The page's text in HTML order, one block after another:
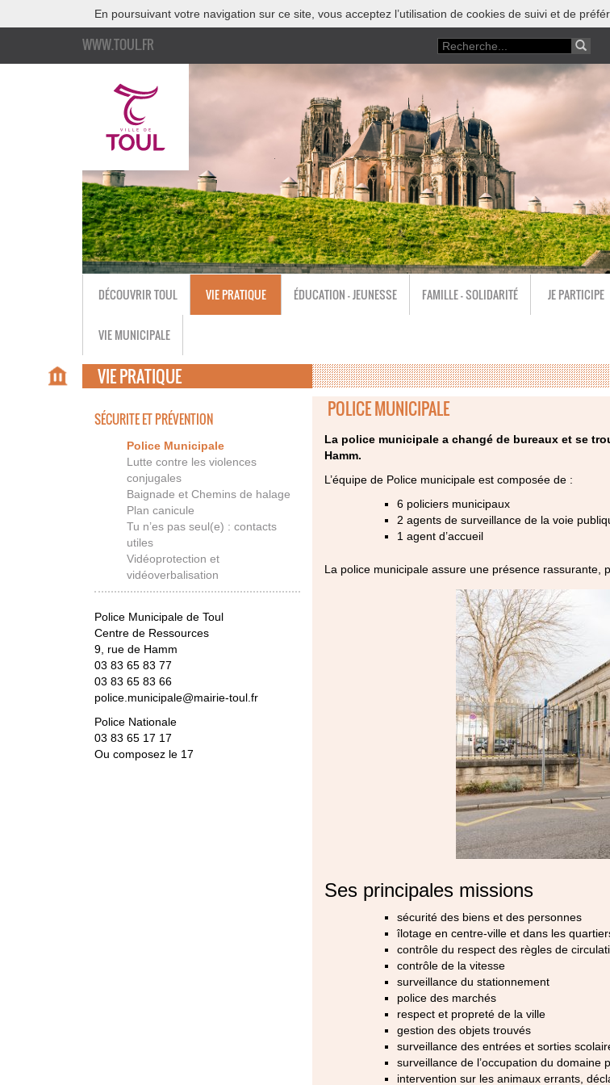
En poursuivant votre navigation sur ce site, vous acceptez l’utilisation de cookies de suivi et de
WWW.TOUL.FR
DÉCOUVRIR TOUL VIE PRATIQUE ÉDUCATION - JEUNESSE FAMILLE - SOLIDARITÉ JE PARTICIPE
VIE MUNICIPALE
VIE PRATIQUE
SÉCURITE ET PRÉVENTION
Police Municipale
Lutte contre les violences
conjugales
Baignade et Chemins de halage
Plan canicule
Tu n’es pas seul(e) : contacts
utiles
Vidéoprotection et
vidéoverbalisation
Police Municipale de Toul
Centre de Ressources
9, rue de Hamm
03 83 65 83 77
03 83 65 83 66
police.municipale@mairie-toul.fr
Police Nationale
03 83 65 17 17
Ou composez le 17
POLICE MUNICIPALE
La police municipale a changé de bureaux et se
Hamm.
L’équipe de Police municipale est composée de :
6 policiers municipaux
2 agents de surveillance de la voie
1 agent d’accueil
La police municipale assure une présence rassurante,
Ses principales missions
sécurité des biens et des personnes
îlotage en centre-ville et dans les
contrôle du respect des règles de
contrôle de la vitesse
surveillance du stationnement
police des marchés
respect et propreté de la ville
gestion des objets trouvés
surveillance des entrées et sorties
surveillance de l’occupation du domaine
intervention sur les animaux errants,